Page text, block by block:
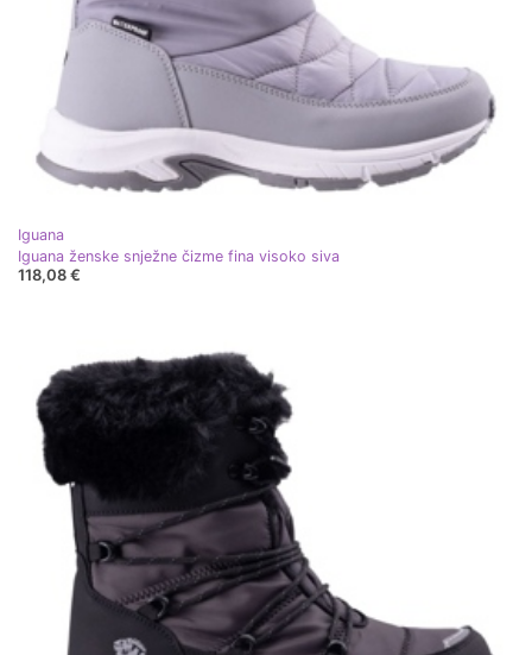
Iguana
Iguana ženske snježne čizme fina visoko siva
118,08 €